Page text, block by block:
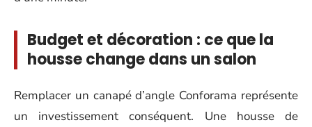
Budget et décoration : ce que la
housse change dans un salon
Remplacer un canapé d’angle Conforama représente
un investissement conséquent. Une housse de